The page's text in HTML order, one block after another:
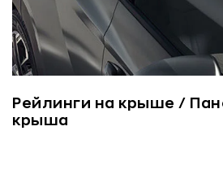
Рейлинги на крыше /
крыша